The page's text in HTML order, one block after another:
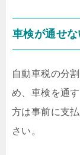
車検が通せな
自動車税の分
め、車検を通
方は事前に支
さい。